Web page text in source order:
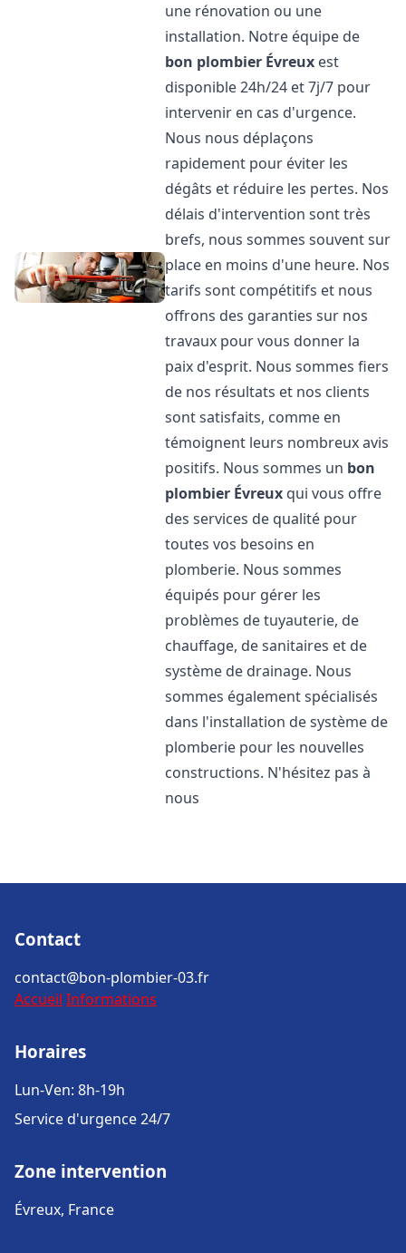
une rénovation ou une
installation. Notre équipe de
bon plombier Évreux est
disponible 24h/24 et 7j/7 pour
intervenir en cas d'urgence.
Nous nous déplaçons
rapidement pour éviter les
dégâts et réduire les pertes. Nos
délais d'intervention sont très
brefs, nous sommes souvent sur
place en moins d'une heure. Nos
tarifs sont compétitifs et nous
offrons des garanties sur nos
travaux pour vous donner la
paix d'esprit. Nous sommes fiers
de nos résultats et nos clients
sont satisfaits, comme en
témoignent leurs nombreux avis
positifs. Nous sommes un bon
plombier Évreux qui vous offre
des services de qualité pour
toutes vos besoins en
plomberie. Nous sommes
équipés pour gérer les
problèmes de tuyauterie, de
chauffage, de sanitaires et de
système de drainage. Nous
sommes également spécialisés
dans l'installation de système de
plomberie pour les nouvelles
constructions. N'hésitez pas à
nous
Contact
contact@bon-plombier-03.fr
Accueil Informations
Horaires
Lun-Ven: 8h-19h
Service d'urgence 24/7
Zone intervention
Évreux, France